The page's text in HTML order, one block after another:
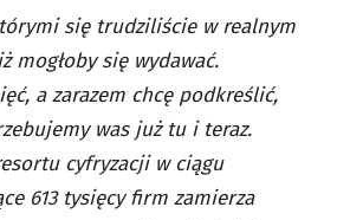
się trudziliście w realnym
mogłoby się wydawać.
a zarazem chcę podkreślić,
was już tu i teraz.
cyfryzacji w ciągu
613 tysięcy firm zamierza